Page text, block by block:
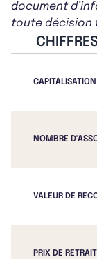
document
toute décision
CAPITALISATION
NOMBRE
VALEUR DE
PRIX DE RETRAIT